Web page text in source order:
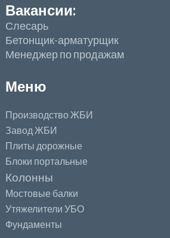
Вакансии:
Слесарь
Бетонщик-арматурщик
Менеджер по продажам
Меню
Производство ЖБИ
Завод ЖБИ
Плиты дорожные
Блоки портальные
Колонны
Мостовые балки
Утяжелители УБО
Фундаменты